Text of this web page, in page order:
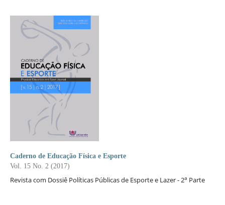
Caderno de Educação Física e Esporte
Vol. 15 No. 2 (2017)
Revista com Dossiê Políticas Públicas de Esporte e Lazer - 2a Parte